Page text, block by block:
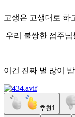
고생은 고생대로 하
우리 불쌍한 점주
이건 진짜 벌 많이
추천 1